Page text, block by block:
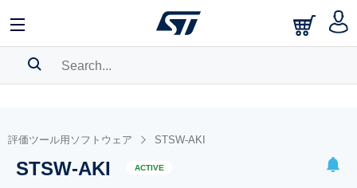
BOOKMARK
Pleaselog in to show your saved searches.
評価ツール用ソフトウェア STSW-AKI
STSW-AKI ACTIVE